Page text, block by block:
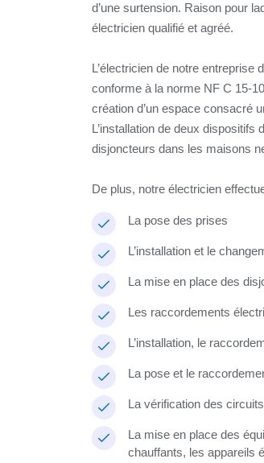
d’une surtension. Raison pour
électricien qualifié et agréé.
L’électricien de notre
conforme à la norme NF C 15-
création d’un espace consacré
L’installation de deux
disjoncteurs dans les maisons
De plus, notre électricien
La pose des prises
L’installation et le
La mise en place des
Les raccordements
L’installation, le
La pose et le
La vérification des
La mise en place des
chauffants, les appareils